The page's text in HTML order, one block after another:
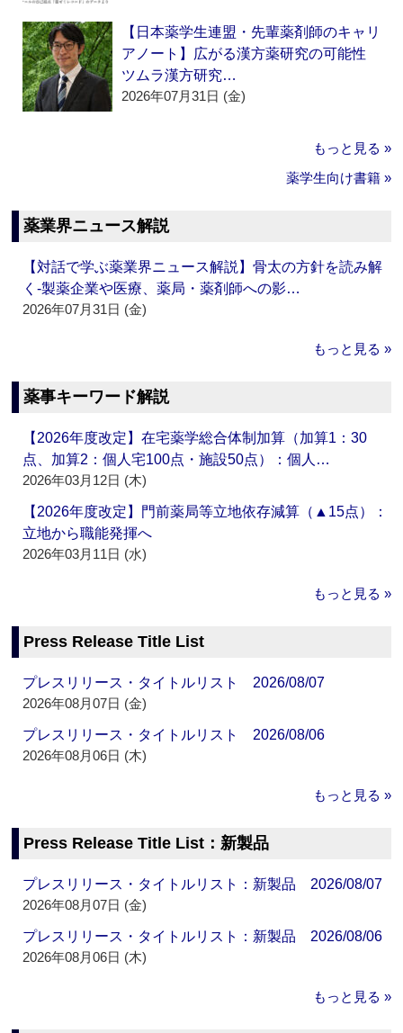
【日本薬学生連盟・先輩薬剤師のキャリ
アノート】広がる漢方薬研究の可能性
ツムラ漢方研究…
2026年07月31日 (金)
もっと見る »
薬学生向け書籍 »
薬業界ニュース解説
【対話で学ぶ薬業界ニュース解説】骨太の方針を読み解
く‐製薬企業や医療、薬局・薬剤師への影…
2026年07月31日 (金)
もっと見る »
薬事キーワード解説
【2026年度改定】在宅薬学総合体制加算（加算1：30
点、加算2：個人宅100点・施設50点）：個人…
2026年03月12日 (木)
【2026年度改定】門前薬局等立地依存減算（▲15点）：
立地から職能発揮へ
2026年03月11日 (水)
もっと見る »
Press Release Title List
プレスリリース・タイトルリスト 2026/08/07
2026年08月07日 (金)
プレスリリース・タイトルリスト 2026/08/06
2026年08月06日 (木)
もっと見る »
Press Release Title List：新製品
プレスリリース・タイトルリスト：新製品 2026/08/07
2026年08月07日 (金)
プレスリリース・タイトルリスト：新製品 2026/08/06
2026年08月06日 (木)
もっと見る »